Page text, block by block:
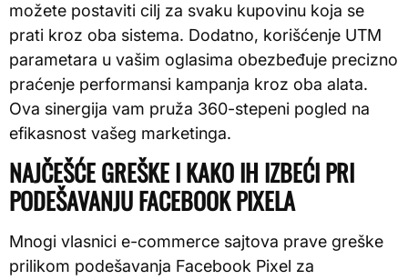
možete postaviti cilj za svaku kupovinu koja se
prati kroz oba sistema. Dodatno, korišćenje UTM
parametara u vašim oglasima obezbeđuje precizno
praćenje performansi kampanja kroz oba alata.
Ova sinergija vam pruža 360-stepeni pogled na
efikasnost vašeg marketinga.
NAJČEŠĆE GREŠKE I KAKO IH IZBEĆI PRI
PODEŠAVANJU FACEBOOK PIXELA
Mnogi vlasnici e-commerce sajtova prave greške
prilikom podešavanja Facebook Pixel za